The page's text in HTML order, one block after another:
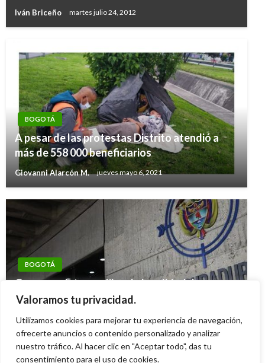
Valoramos tu privacidad.
Utilizamos cookies para mejorar tu experiencia de navegación,
ofrecerte anuncios o contenido personalizado y analizar
nuestro tráfico. Al hacer clic en "Aceptar todo", das tu
consentimiento para el uso de cookies.
Iván Briceño martes julio 24, 2012
BOGOTÁ
A pesar de las protestas Distrito atendió a
más de 558 000 beneficiarios
Giovanni Alarcón M. jueves mayo 6, 2021
BOGOTÁ
Cargos a siete exediles de localidad de
Bogotá por presuntas irregularidades en
Ariel Cabrera jueves octubre 2, 2025